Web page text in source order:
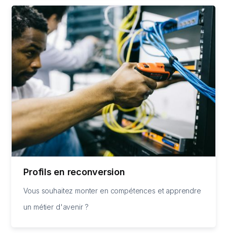
Profils en reconversion
Vous souhaitez monter en compétences et apprendre
un métier d'avenir ?